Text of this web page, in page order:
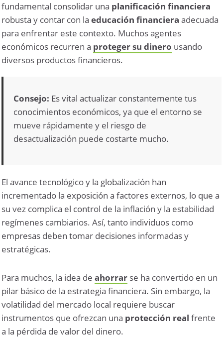
fundamental consolidar una planificación financiera
robusta y contar con laeducación financiera adecuada
para enfrentar este contexto. Muchos agentes
económicos recurren a proteger su dinero usando
diversos productos financieros.
Consejo: Es vital actualizar constantemente tus
conocimientos económicos, ya que el entorno se
mueve rápidamente y el riesgo de
desactualización puede costarte mucho.
El avance tecnológico y la globalización han
incrementado la exposición a factores externos, lo que a
su vez complica el control de la inflación y la estabilidad
regímenes cambiarios. Así, tanto individuos como
empresas deben tomar decisiones informadas y
estratégicas.
Para muchos, la idea deahorrar se ha convertido en un
pilar básico de la estrategia financiera. Sin embargo, la
volatilidad del mercado local requiere buscar
instrumentos que ofrezcan una protección real frente
a la pérdida de valor del dinero.